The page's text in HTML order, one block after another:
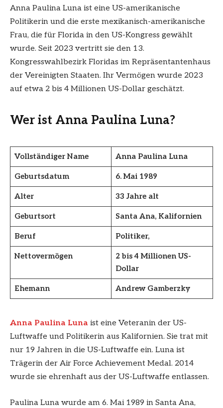
Anna Paulina Luna ist eine US-amerikanische
Politikerin und die erste mexikanisch-amerikanische
Frau, die für Florida in den US-Kongress gewählt
wurde. Seit 2023 vertritt sie den 13.
Kongresswahlbezirk Floridas im Repräsentantenhaus
der Vereinigten Staaten. Ihr Vermögen wurde 2023
auf etwa 2 bis 4 Millionen US-Dollar geschätzt.
Wer ist Anna Paulina Luna?
Vollständiger Name Anna Paulina Luna
Geburtsdatum 6. Mai 1989
Alter 33 Jahre alt
Geburtsort Santa Ana, Kalifornien
Beruf Politiker,
Nettovermögen
2 bis 4 Millionen US-
Dollar
Ehemann Andrew Gamberzky
Anna Paulina Luna ist eine Veteranin der US-
Luftwaffe und Politikerin aus Kalifornien. Sie trat mit
nur 19 Jahren in die US-Luftwaffe ein. Luna ist
Trägerin der Air Force Achievement Medal. 2014
wurde sie ehrenhaft aus der US-Luftwaffe entlassen.
Paulina Luna wurde am 6. Mai 1989 in Santa Ana,